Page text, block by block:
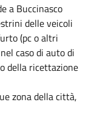
a Buccinasco
delle veicoli
(pc o altri
caso di auto di
della ricettazione
zona della città,